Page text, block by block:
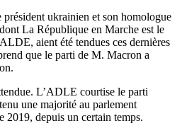
ukrainien et son homologue
La République en Marche est le
aient été tendues ces dernières
que le parti de M. Macron a
L’ADLE courtise le parti
une majorité au parlement
2019, depuis un certain temps.